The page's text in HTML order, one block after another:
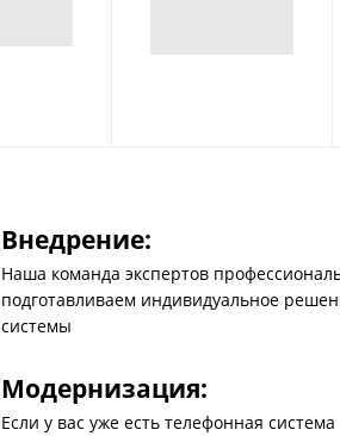
Внедрение:
Наша команда экспертов
подготавливаем индивидуальное
системы
Модернизация:
Если у вас уже есть телефонная